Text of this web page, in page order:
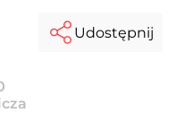
Udostępnij